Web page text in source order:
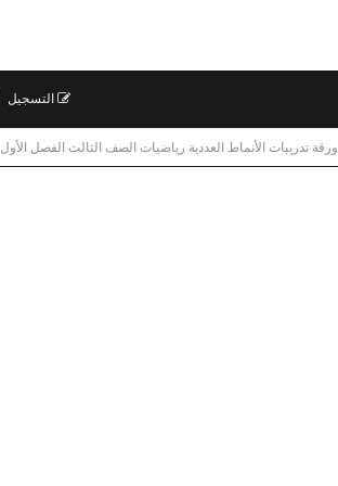
التسجيل
ورقة تدريبات الأنماط العددية رياضيات الصف الثالث الفصل الأول